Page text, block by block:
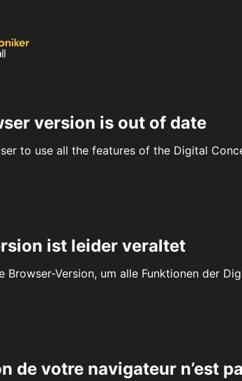
version is out of date
to use all the features of the Digital
ist leider veraltet
Browser-Version, um alle Funktionen der
de votre navigateur n’est